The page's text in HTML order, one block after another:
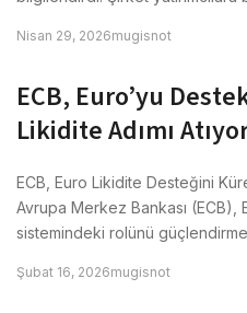
Nisan 29, 2026mugisnot
ECB, Euro’yu
Likidite Adımı
ECB, Euro Likidite Desteğini
Avrupa Merkez Bankası (ECB),
sistemindeki rolünü
Şubat 16, 2026mugisnot